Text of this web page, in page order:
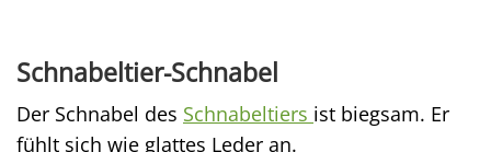
Schnabeltier-Schnabel
Der Schnabel des Schnabeltiers ist biegsam. Er
fühlt sich wie glattes Leder an.